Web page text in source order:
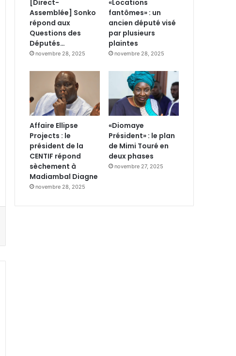
[Direct-
Assemblée] Sonko
répond aux
Questions des
Députés…
novembre 28, 2025
«Locations
fantômes» : un
ancien député visé
par plusieurs
plaintes
novembre 28, 2025
Affaire Ellipse
Projects : le
président de la
CENTIF répond
sèchement à
Madiambal Diagne
novembre 28, 2025
«Diomaye
Président» : le plan
de Mimi Touré en
deux phases
novembre 27, 2025